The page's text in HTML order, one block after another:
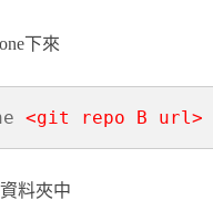
下來
<git repo B url>
料夾中